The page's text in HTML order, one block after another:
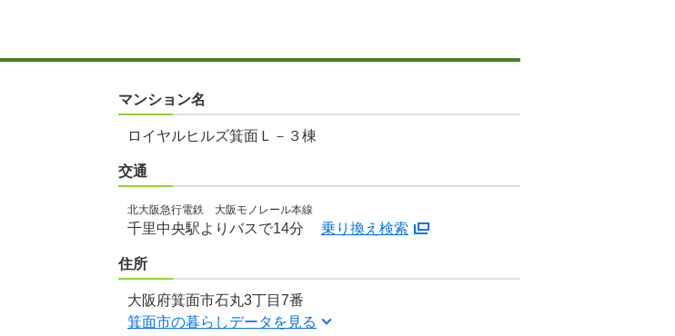
マンション名
ロイヤルヒルズ箕面Ｌ－３棟
交通
北大阪急行電鉄 大阪モノレール本線
千里中央駅よりバスで14分 乗り換え検索
住所
大阪府箕面市石丸3丁目7番
箕面市の暮らしデータを見る